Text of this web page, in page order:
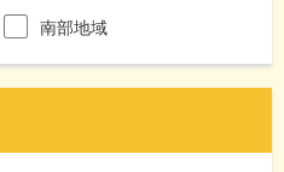
南部地域